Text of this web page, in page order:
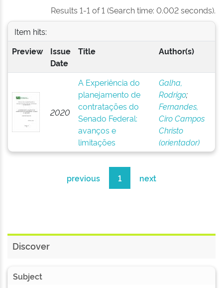
Results 1-1 of 1 (Search time: 0.002 seconds).
Item hits:
Preview
Issue
Date
Title Author(s)
2020
A Experiência do
planejamento de
contratações do
Senado Federal:
avanços e
limitações
Galha,
Rodrigo;
Fernandes,
Ciro Campos
Christo
(orientador)
previous 1 next
Discover
Subject